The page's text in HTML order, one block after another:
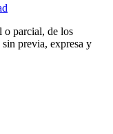
o parcial, de los
previa, expresa y